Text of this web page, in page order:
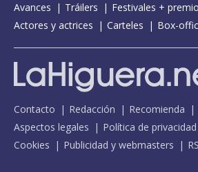
Avances
Tráilers
Festivales +
Actores y actrices
Carteles Box-
Contacto Redacción Recomienda
Aspectos legales
Política de privacidad
Cookies
Publicidad y webmasters